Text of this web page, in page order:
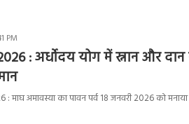
PM
: अर्धोदय योग में स्नान और
अमावस्या का पावन पर्व 18 जनवरी 2026 को